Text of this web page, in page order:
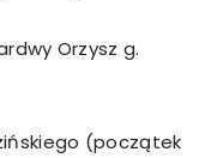
Orzysz g.
(początek